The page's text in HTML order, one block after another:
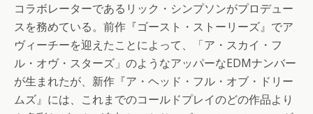
コラボレーターであるリック・シンプソンがプロデュー
スを務めている。前作『ゴースト・ストーリーズ』でア
ヴィーチーを迎えたことによって、「ア・スカイ・フ
ル・オヴ・スターズ」のようなアッパーなEDMナンバー
が生まれたが、新作『ア・ヘッド・フル・オブ・ドリー
ムズ』には、これまでのコールドプレイのどの作品より